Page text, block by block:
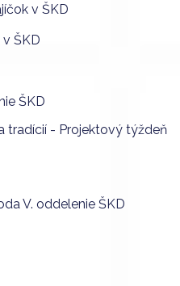
v ŠKD
ŠKD
ŠKD
tradícií - Projektový týždeň
V. oddelenie ŠKD